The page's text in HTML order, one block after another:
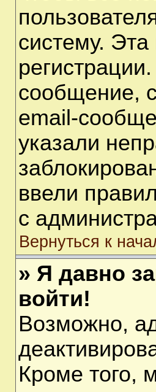
систему.
сообщение,
email-
указали
ввели
с
Вернуться к
» Я давно
войти!
Возможно,
Кроме того,